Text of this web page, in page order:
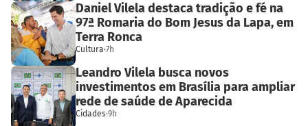
Daniel Vilela destaca tradição e fé na
97ª Romaria do Bom Jesus da Lapa, em
Terra Ronca
Cultura·7h
Leandro Vilela busca novos
investimentos em Brasília para ampliar
rede de saúde de Aparecida
Cidades·9h